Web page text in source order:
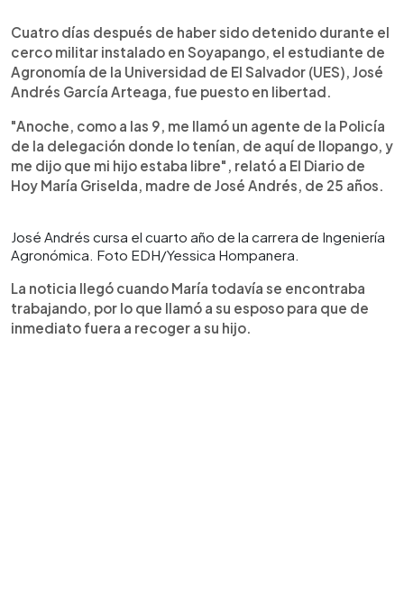
Escuchar artículo
Cuatro días después de haber sido detenido durante el
cerco militar instalado en Soyapango, el estudiante de
Agronomía de la Universidad de El Salvador (UES), José
Andrés García Arteaga, fue puesto en libertad.
"Anoche, como a las 9, me llamó un agente de la Policía
de la delegación donde lo tenían, de aquí de Ilopango, y
me dijo que mi hijo estaba libre", relató a El Diario de
Hoy María Griselda, madre de José Andrés, de 25 años.
José Andrés cursa el cuarto año de la carrera de Ingeniería
Agronómica. Foto EDH/Yessica Hompanera.
La noticia llegó cuando María todavía se encontraba
trabajando, por lo que llamó a su esposo para que de
inmediato fuera a recoger a su hijo.